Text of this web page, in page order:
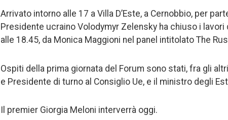
Arrivato intorno alle 17 a Villa D’Este, a Cernobbio, per
Presidente ucraino Volodymyr Zelensky ha chiuso i
alle 18.45, da Monica Maggioni nel panel intitolato The
Ospiti della prima giornata del Forum sono stati, fra gli
e Presidente di turno al Consiglio Ue, e il ministro degli
Il premier Giorgia Meloni interverrà oggi.